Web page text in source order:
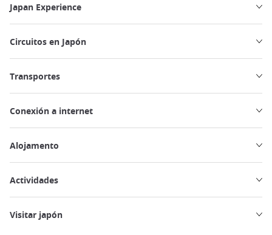
Japan Experience
Circuitos en Japón
Transportes
Conexión a internet
Alojamento
Actividades
Visitar japón